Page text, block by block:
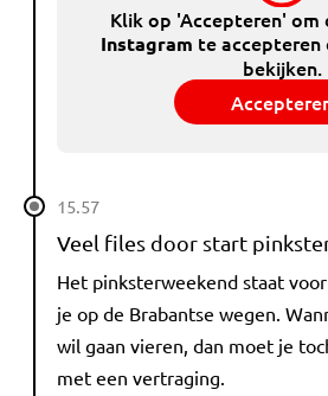
Klik op 'Accepteren' om
Instagram te accepteren
bekijken.
15.57
Veel files door start
Het pinksterweekend staat
je op de Brabantse wegen.
wil gaan vieren, dan moet je
met een vertraging.